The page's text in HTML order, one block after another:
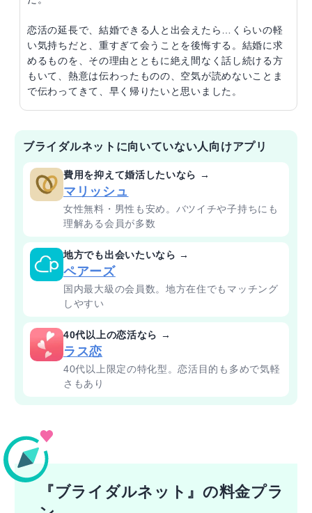
恋活の延長で、結婚できる人と出会えたら…くらいの軽
い気持ちだと、重すぎて会うことを後悔する。結婚に求
めるものを、その理由とともに絶え間なく話し続ける方
もいて、熱意は伝わったものの、空気が読めないことま
で伝わってきて、早く帰りたいと思いました。
ブライダルネットに向いていない人向けアプリ
費用を抑えて婚活したいなら →
マリッシュ
女性無料・男性も安め。バツイチや子持ちにも
理解ある会員が多数
地方でも出会いたいなら →
ペアーズ
国内最大級の会員数。地方在住でもマッチング
しやすい
40代以上の恋活なら →
ラス恋
40代以上限定の特化型。恋活目的も多めで気軽
さもあり
『ブライダルネット』の料金プラ